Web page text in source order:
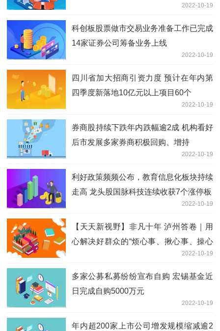
2022-10-19
科创板股票做市交易业务准备工作已完成
14家证券公司筹备业务上线
2022-10-19
四川省加大招商引资力度 预计在年内第
四季度新落地10亿元以上项目60个
2022-10-19
券商股持续下跌年内跌幅逾2成 机构看好
后市发展多家券商积极回购、增持
2022-10-19
利好政策频频公布，教育信息化板块持续
走高 龙头股国脉科技连续收获7个涨停板
2022-10-19
【天天新视野】非凡十年 泸州答卷｜用
心解决好群众的“烦心事、揪心事、操心
2022-10-19
多家公募私募纷纷宣布自购 宏锡基金近
日完成自购5000万元
2022-10-19
年内超200家上市公司增发规模缩减逾2